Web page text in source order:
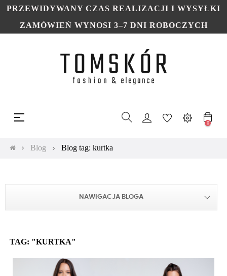
PRZEWIDYWANY CZAS REALIZACJI I WYSYŁKI
ZAMÓWIEŃ WYNOSI 3–7 DNI ROBOCZYCH
Toggle
navigation
☰
0
Blog Blog tag: kurtka
NAWIGACJA BLOGA
TAG: "KURTKA"